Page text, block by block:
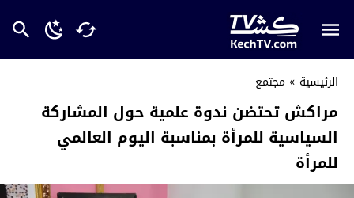
الرئيسية » مجتمع
مراكش تحتضن ندوة علمية حول المشاركة
السياسية للمرأة بمناسبة اليوم العالمي
للمرأة